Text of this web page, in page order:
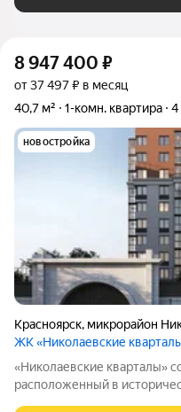
8 947 400 ₽
от 37 497 ₽ в месяц
40,7 м²
1-комн. квартира 4
новостройка
Красноярск, микрорайон
ЖК «Николаевские
«Николаевские кварталы» современный жилой комплекс,
расположенный в